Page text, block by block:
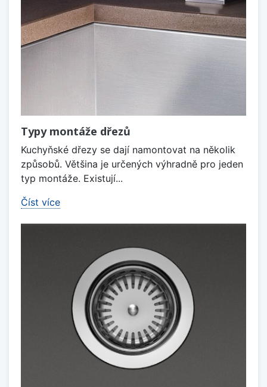
Typy montáže dřezů
Kuchyňské dřezy se dají namontovat na několik
způsobů. Většina je určených výhradně pro jeden
typ montáže. Existují...
Číst více